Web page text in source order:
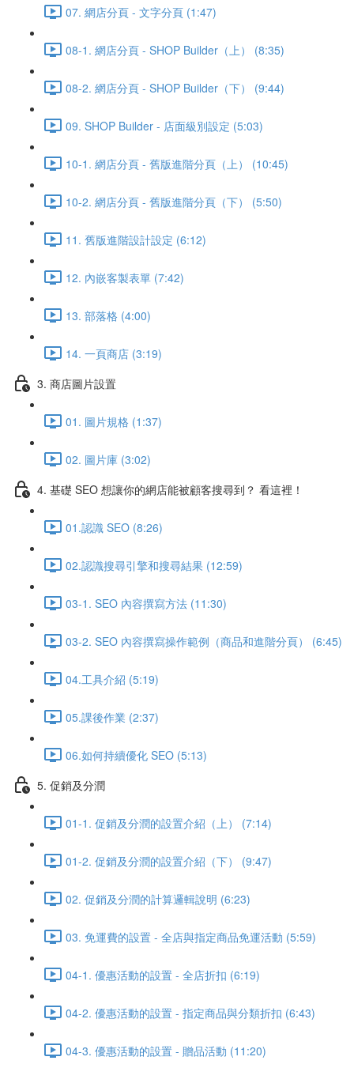
07. 網店分頁 - 文字分頁 (1:47)
08-1. 網店分頁 - SHOP Builder（上） (8:35)
08-2. 網店分頁 - SHOP Builder（下） (9:44)
09. SHOP Builder - 店面級別設定 (5:03)
10-1. 網店分頁 - 舊版進階分頁（上） (10:45)
10-2. 網店分頁 - 舊版進階分頁（下） (5:50)
11. 舊版進階設計設定 (6:12)
12. 內嵌客製表單 (7:42)
13. 部落格 (4:00)
14. 一頁商店 (3:19)
3. 商店圖片設置
01. 圖片規格 (1:37)
02. 圖片庫 (3:02)
4. 基礎 SEO 想讓你的網店能被顧客搜尋到？ 看這裡！
01.認識 SEO (8:26)
02.認識搜尋引擎和搜尋結果 (12:59)
03-1. SEO 內容撰寫方法 (11:30)
03-2. SEO 內容撰寫操作範例（商品和進階分頁） (6:45)
04.工具介紹 (5:19)
05.課後作業 (2:37)
06.如何持續優化 SEO (5:13)
5. 促銷及分潤
01-1. 促銷及分潤的設置介紹（上） (7:14)
01-2. 促銷及分潤的設置介紹（下） (9:47)
02. 促銷及分潤的計算邏輯說明 (6:23)
03. 免運費的設置 - 全店與指定商品免運活動 (5:59)
04-1. 優惠活動的設置 - 全店折扣 (6:19)
04-2. 優惠活動的設置 - 指定商品與分類折扣 (6:43)
04-3. 優惠活動的設置 - 贈品活動 (11:20)